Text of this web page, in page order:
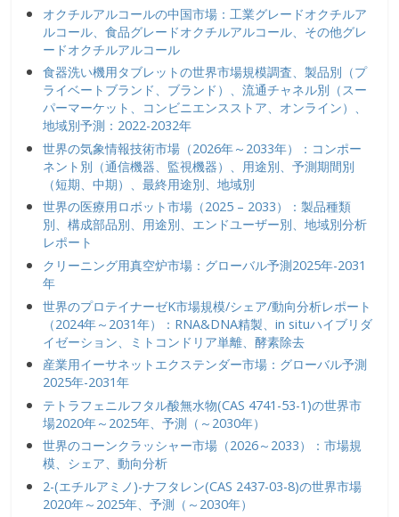
オクチルアルコールの中国市場：工業グレードオクチルア
ルコール、食品グレードオクチルアルコール、その他グレ
ードオクチルアルコール
食器洗い機用タブレットの世界市場規模調査、製品別（プ
ライベートブランド、ブランド）、流通チャネル別（スー
パーマーケット、コンビニエンスストア、オンライン）、
地域別予測：2022-2032年
世界の気象情報技術市場（2026年～2033年）：コンポー
ネント別（通信機器、監視機器）、用途別、予測期間別
（短期、中期）、最終用途別、地域別
世界の医療用ロボット市場（2025 – 2033）：製品種類
別、構成部品別、用途別、エンドユーザー別、地域別分析
レポート
クリーニング用真空炉市場：グローバル予測2025年-2031
年
世界のプロテイナーゼK市場規模/シェア/動向分析レポート
（2024年～2031年）：RNA&DNA精製、in situハイブリダ
イゼーション、ミトコンドリア単離、酵素除去
産業用イーサネットエクステンダー市場：グローバル予測
2025年-2031年
テトラフェニルフタル酸無水物(CAS 4741-53-1)の世界市
場2020年～2025年、予測（～2030年）
世界のコーンクラッシャー市場（2026～2033）：市場規
模、シェア、動向分析
2-(エチルアミノ)-ナフタレン(CAS 2437-03-8)の世界市場
2020年～2025年、予測（～2030年）